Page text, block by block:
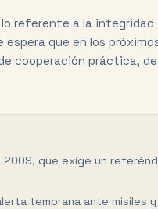
referente a la integridad
que en los
cooperación práctica,
que exige un
temprana ante misiles